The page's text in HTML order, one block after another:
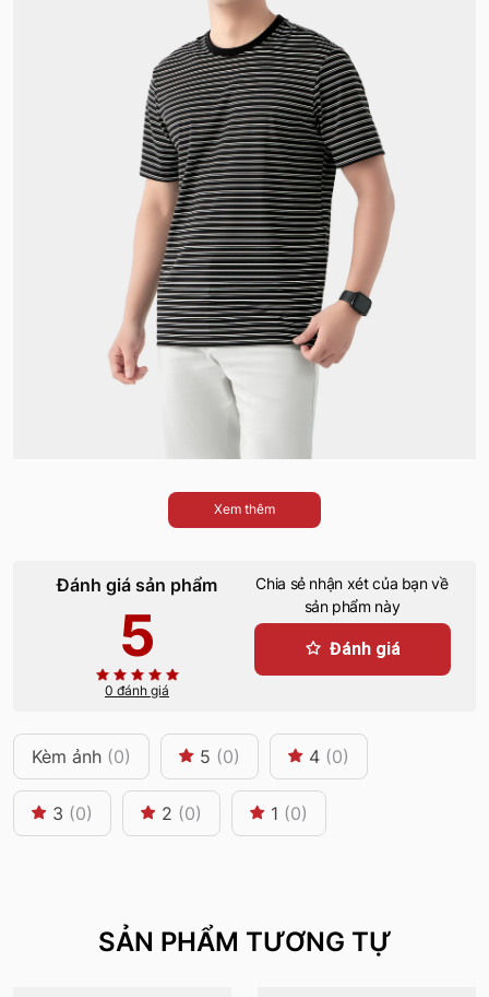
Xem thêm
Đánh giá sản phẩm
5
0 đánh giá
Chia sẻ nhận xét của bạn về
sản phẩm này
Đánh giá
Kèm ảnh (0) 5 (0) 4 (0)
3 (0) 2 (0) 1 (0)
SẢN PHẨM TƯƠNG TỰ